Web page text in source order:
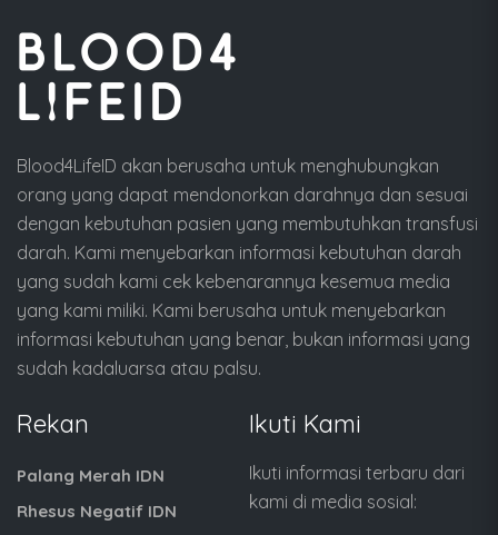
Blood4LifeID akan berusaha untuk menghubungkan
orang yang dapat mendonorkan darahnya dan sesuai
dengan kebutuhan pasien yang membutuhkan transfusi
darah. Kami menyebarkan informasi kebutuhan darah
yang sudah kami cek kebenarannya kesemua media
yang kami miliki. Kami berusaha untuk menyebarkan
informasi kebutuhan yang benar, bukan informasi yang
sudah kadaluarsa atau palsu.
Rekan
Palang Merah IDN
Rhesus Negatif IDN
Ikuti Kami
Ikuti informasi terbaru dari
kami di media sosial: